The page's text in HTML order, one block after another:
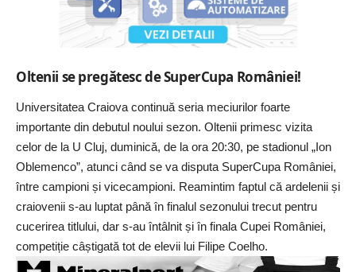
Oltenii se pregătesc de SuperCupa României!
Universitatea Craiova continuă seria meciurilor foarte
importante din debutul noului sezon. Oltenii primesc vizita
celor de la U Cluj, duminică, de la ora 20:30, pe stadionul „Ion
Oblemenco”, atunci când se va disputa SuperCupa României,
între campioni și vicecampioni. Reamintim faptul că ardelenii și
craiovenii s-au luptat până în finalul sezonului trecut pentru
cucerirea titlului, dar s-au întâlnit și în finala Cupei României,
competiție câștigată tot de elevii lui Filipe Coelho.